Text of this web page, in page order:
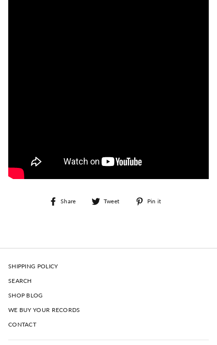
Share
Share
Tweet
Tweet
Pin it
SHIPPING POLICY
SEARCH
SHOP BLOG
WE BUY YOUR RECORDS
CONTACT